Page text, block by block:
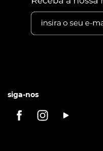
siga-nos